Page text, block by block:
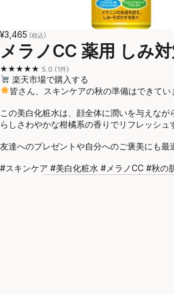
¥3,465 (税込)
メラノCC 薬用 しみ
★★★★★ 5.0 (1件)
楽天市場で購入する
皆さん、スキンケアの秋の準備はできて
この美白化粧水は、顔全体に潤いを与えな
らしさわやかな柑橘系の香りでリフレッシュ
友達へのプレゼントや自分へのご褒美にも
#スキンケア #美白化粧水 #メラノCC #秋